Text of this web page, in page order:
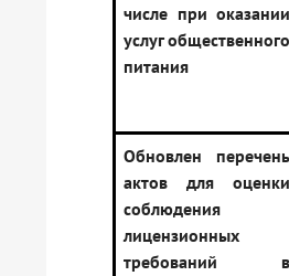
числе при оказании
услуг общественного
питания
Обновлен перечень
актов для оценки
соблюдения
лицензионных
требований в